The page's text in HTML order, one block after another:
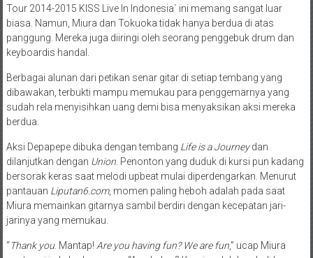
Tour 2014-2015 KISS Live In Indonesia` ini memang sangat luar
biasa. Namun, Miura dan Tokuoka tidak hanya berdua di atas
panggung. Mereka juga diiringi oleh seorang penggebuk drum dan
keyboardis handal.
Berbagai alunan dari petikan senar gitar di setiap tembang yang
dibawakan, terbukti mampu memukau para penggemarnya yang
sudah rela menyisihkan uang demi bisa menyaksikan aksi mereka
berdua.
Aksi Depapepe dibuka dengan tembang Life is a Journeydan
dilanjutkan dengan Union. Penonton yang duduk di kursi pun kadang
bersorak keras saat melodi upbeat mulai diperdengarkan. Menurut
pantauan Liputan6.com, momen paling heboh adalah pada saat
Miura memainkan gitarnya sambil berdiri dengan kecepatan jari-
jarinya yang memukau.
“Thank you. Mantap! Are you having fun? We are fun,” ucap Miura